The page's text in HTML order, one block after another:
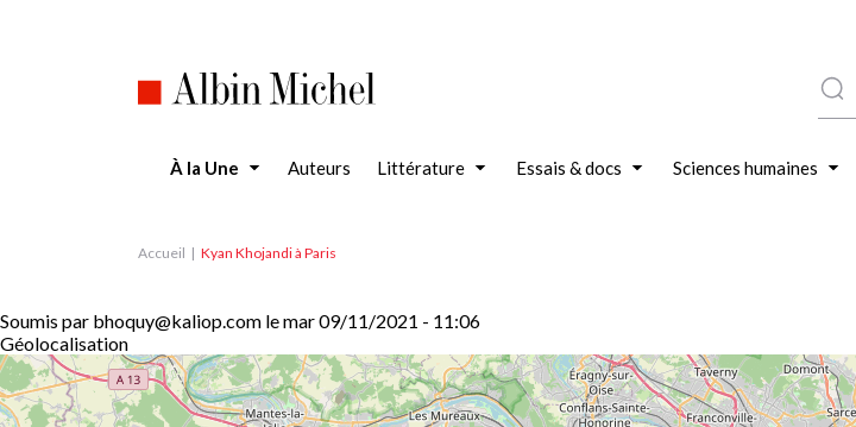
À la Une Auteurs Littérature Essais & docs Sciences humaines
Accueil Kyan Khojandi à Paris
Soumis par bhoquy@kaliop.com lemar 09/11/2021 - 11:06
Géolocalisation